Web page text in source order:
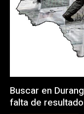
Buscar en
falta de